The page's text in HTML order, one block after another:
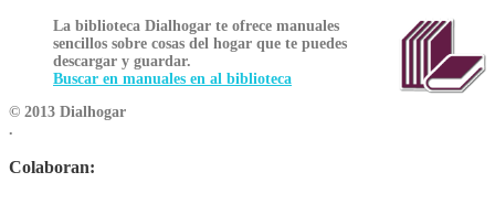
La biblioteca Dialhogar te ofrece manuales
sencillos sobre cosas del hogar que te puedes
descargar y guardar.
Buscar en manuales en al biblioteca
© 2013 Dialhogar
.
Colaboran: